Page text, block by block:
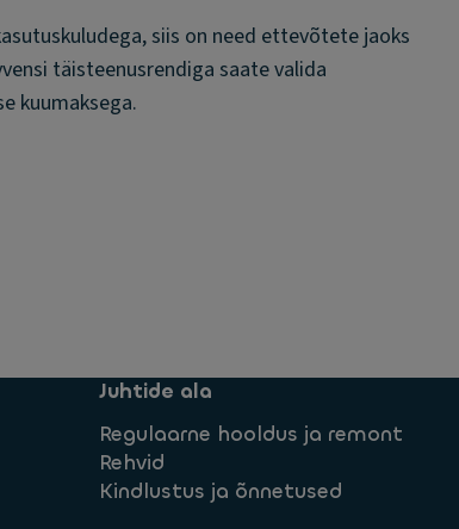
siis on need ettevõtete jaoks
täisteenusrendiga saate valida
kuumaksega.
Juhtide ala
Regulaarne hooldus ja remont
Rehvid
Kindlustus ja õnnetused